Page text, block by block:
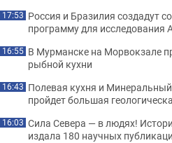
17:53 Россия и Бразилия создадут
программу для исследования
16:55 В Мурманске на Морвокзале
рыбной кухни
16:43 Полевая кухня и
пройдет большая
16:03 Сила Севера — в людях!
издала 180 научных